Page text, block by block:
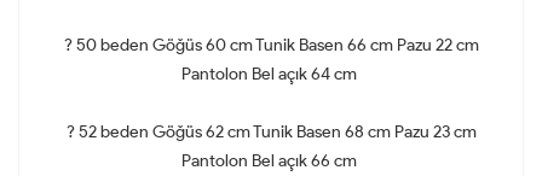
? 50 beden Göğüs 60 cm Tunik Basen 66 cm Pazu 22 cm
Pantolon Bel açık 64 cm
? 52 beden Göğüs 62 cm Tunik Basen 68 cm Pazu 23 cm
Pantolon Bel açık 66 cm